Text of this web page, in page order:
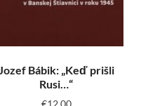
Jozef Bábik: „Keď prišli
Rusi…“
€12.00